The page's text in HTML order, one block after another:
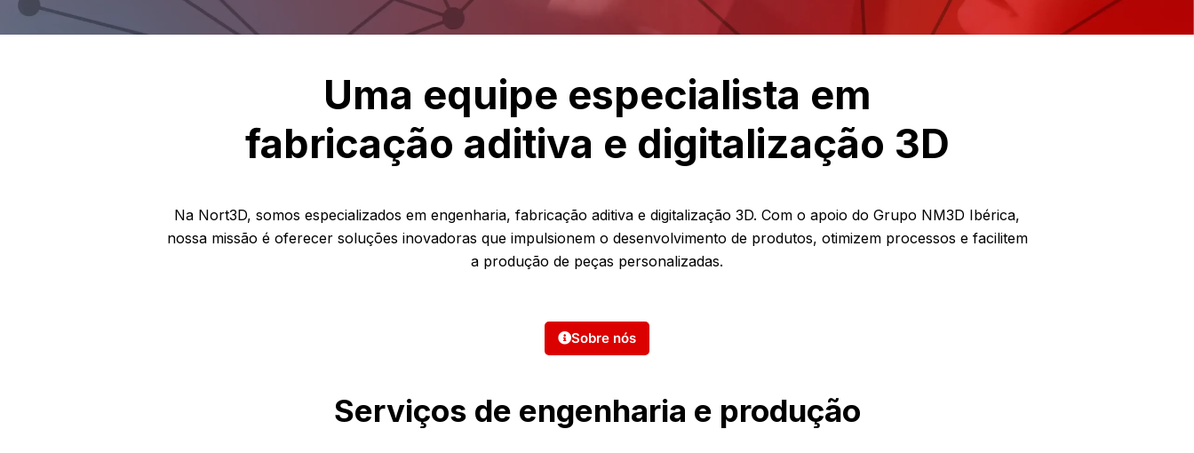
Uma equipe especialista em
fabricação aditiva e digitalização 3D
Na Nort3D, somos especializados em engenharia, fabricação aditiva e digitalização 3D. Com o apoio do Grupo NM3D Ibérica,
nossa missão é oferecer soluções inovadoras que impulsionem o desenvolvimento de produtos, otimizem processos e facilitem
a produção de peças personalizadas.
Sobre nós
Serviços de engenharia e produção